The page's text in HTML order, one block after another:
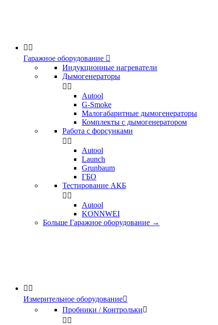
 
Гаражное оборудование 
Индукционные нагреватели
Дымогенераторы
 
Аutool
G-Smoke
Малогабаритные дымогенераторы
Комплекты с дымогенератором
Работа с форсунками
 
Autool
Launch
Grunbaum
ГБО
Тестирование АКБ
 
Autool
KONNWEI
Больше Гаражное оборудование →
 
Измерительное оборудование
Пробники / Контрольки
 